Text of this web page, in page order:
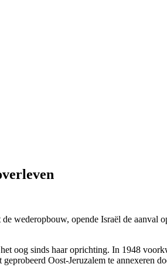
wederopbouw, opende Israël de aanval
oog sinds haar oprichting. In 1948
Oost-Jeruzalem te annexeren